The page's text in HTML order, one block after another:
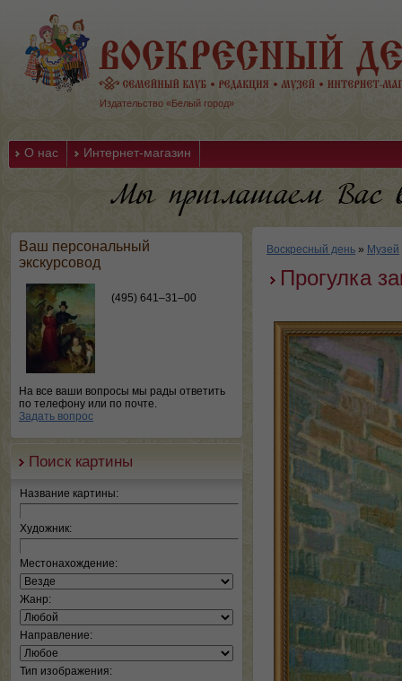
Издательство «Белый город»
О нас Интернет-магазин
Ваш персональный
экскурсовод
(495) 641–31–00
На все ваши вопросы мы рады ответить
по телефону или по почте.
Задать вопрос
Поиск картины
Название картины:
Художник:
Местонахождение:
Жанр:
Направление:
Тип изображения:
Воскресный день » Музей
Прогулка